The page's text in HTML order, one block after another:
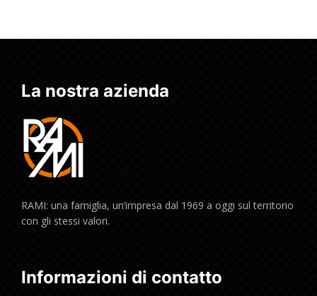
La nostra azienda
RAMI: una famiglia, un’impresa dal 1969 a oggi sul territorio
con gli stessi valori.
Informazioni di contatto